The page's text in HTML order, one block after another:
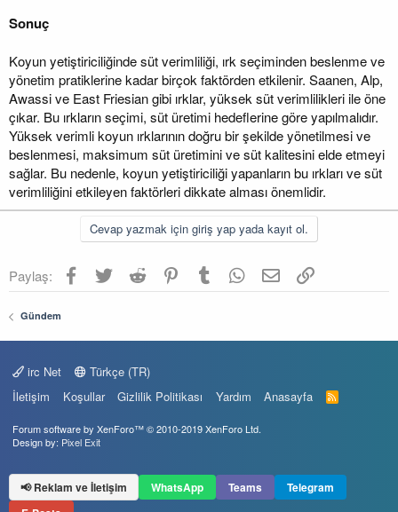
Sonuç
Koyun yetiştiriciliğinde süt verimliliği, ırk seçiminden beslenme ve
yönetim pratiklerine kadar birçok faktörden etkilenir. Saanen, Alp,
Awassi ve East Friesian gibi ırklar, yüksek süt verimlilikleri ile öne
çıkar. Bu ırkların seçimi, süt üretimi hedeflerine göre yapılmalıdır.
Yüksek verimli koyun ırklarının doğru bir şekilde yönetilmesi ve
beslenmesi, maksimum süt üretimini ve süt kalitesini elde etmeyi
sağlar. Bu nedenle, koyun yetiştiriciliği yapanların bu ırkları ve süt
verimliliğini etkileyen faktörleri dikkate alması önemlidir.
Cevap yazmak için giriş yap yada kayıt ol.
Paylaş: Facebook
TwitterReddit PinterestTumblr WhatsApp
E-postaLink
Gündem
irc Net
Türkçe (TR)
İletişim
Koşullar Gizlilik Politikası Yardım Anasayfa
R
S
Forum software by XenForo™© 2010-2019 XenForo Ltd.
Design by: Pixel Exit
📢 Reklam ve İletişim WhatsApp Teams
Telegram